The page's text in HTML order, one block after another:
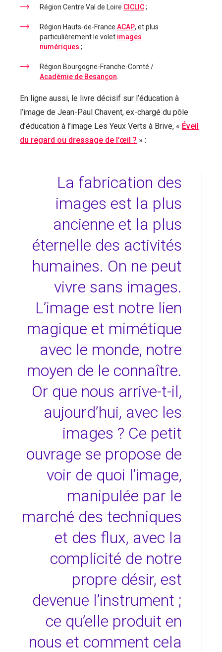
Région Centre Val de Loire CICLIC;
Région Hauts-de-France ACAP, et plus
particulièrement le volet images
numériques ;
Région Bourgogne-Franche-Comté /
Académie de Besançon
En ligne aussi, le livre décisif sur l’éducation à
l’image de Jean-Paul Chavent, ex-chargé du pôle
d’éducation à l’image Les Yeux Verts à Brive, « Éveil
du regard ou dressage de l’œil ? » :
La fabrication des
images est la plus
ancienne et la plus
éternelle des activités
humaines. On ne peut
vivre sans images.
L’image est notre lien
magique et mimétique
avec le monde, notre
moyen de le connaître.
Or que nous arrive-t-il,
aujourd’hui, avec les
images ? Ce petit
ouvrage se propose de
voir de quoi l’image,
manipulée par le
marché des techniques
et des flux, avec la
complicité de notre
propre désir, est
devenue l’instrument ;
ce qu’elle produit en
nous et comment cela